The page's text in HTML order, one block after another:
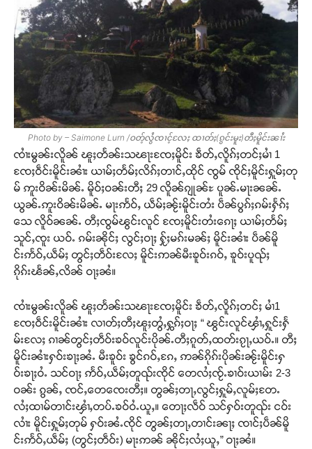
Photo by – Saimone Lurn /ဝတ့်လွႆၸၢင့်လႄႈ ထၢတ်ႈ(ၵွင်းမူး)တီႈမိူင်းၼၢႆး
ၸၢႆးမွၼ်းလိူၼ် ၽူႈတႅၼ်းသၽႃးၸႄႈမိူင်း ၶဵတ်ႇလိူၵ်ႈတင်ႈမၢႆ 1
ၸႄႈဝဵင်းမိူင်းၼၢႆး ယၢမ်ႈတႅမ်ႈလိၵ်ႈတၢင်ႇထိုင် ၸွမ် ၸိုင်ႈမိူင်းႁူမ်ႈတု
မ် ဢူးဝိၼ်းမိၼ်ႉ မိူဝ်ႈဝၼ်းတီႈ 29 လိူၼ်ၵျုၼ်ႊ ပူၼ်ႉမႃးၼၼ်ႉ
ယွၼ်ႉဢူးဝိၼ်းမိၼ်ႉ မႃးဢႅဝ်ႇ ယဵမ်ႈၼႂ်းမိူင်းတႆး ပဵၼ်ပွၵ်ႈၵမ်းႁႅၵ်ႈ
သေ လိူဝ်ၼၼ်ႉ တီႈၸွမ်ၽွင်းလူင် ၸႄႈမိူင်းတႆးၵေႃႈ ယၢမ်ႈတႅမ်ႈ
သူင်ႇၸူး ယဝ်ႉ ၵမ်းၼိုင်ႈ လွင်ႈဝႃႈ ႁႂ်ႈမၵ်းမၼ်ႈ မိူင်းၼၢႆး ပဵၼ်မိူ
င်းဢႅဝ်ႇယဵမ်ႈ တွင်ႈတဵဝ်းလႄႈ မိူင်းဢၼ်မီးၶူဝ်းၵဝ်ႇ ၶူဝ်းပူၺ်ႈ
ၵိုၵ်းၽႅၼ်ႇလိၼ် ဝႃႈၼႆ။
ၸၢႆးမွၼ်းလိူၼ် ၽူႈတႅၼ်းသၽႃးၸႄႈမိူင်း ၶဵတ်ႇလိူၵ်ႈတင်ႈ မၢႆ1
ၸႄႈဝဵင်းမိူင်းၼၢႆး လၢတ်ႈတီႈၽူႈတွႆႇႁွၵ်ႈဝႃႈ “ ၽွင်းလူင်ၾၢႆႇႁူင်းႁႅ
မ်းလႄႈ ၵၢၼ်တွင်ႈတဵဝ်းၶဝ်လူင်းပိုၼ်ႉတီႈၵူတ်ႇထတ်းၵႂႃႇယဝ်ႉ။ တီႈ
မိူင်းၼၢႆးႁဝ်းၶႃႈၼႆႉ မီးၶူဝ်း ၶွင်ၵဝ်ႇၵႄႇ ဢၼ်ၵိုၵ်းပိုၼ်းၼႂ်းမိူင်းႁ
ဝ်းၶႃႈဝႆႉ သင်ဝႃႈ ဢႅဝ်ႇယဵမ်ႈတူၺ်းၸိုင် တေလႆႈၸႂ်ႉၶၢဝ်းယၢမ်း 2-3
ဝၼ်း ၵွၼ်ႇ ၸင်ႇတေၸေးတီႈ။ တွၼ်ႈတႃႇလွင်ႈႁူမ်ႇလူမ်ႈတႄႉ
လႆႈထၢမ်တၢင်းၾၢႆႇတပ်ႉၶဝ်ဝႆႉယူႇ။ တေႃႈလဵဝ် သင်ႁဝ်းတူၺ်း ငဝ်း
လၢႆး မိူင်းႁူမ်ႈတုမ် ႁဝ်းၼႆႉၸိုင် တွၼ်ႈတႃႇတၢင်းၼႃႈ ၸၢင်ႈပဵၼ်မိူ
င်းဢႅဝ်ႇယဵမ်ႈ (တွင်ႈတဵဝ်း) မႃးဢၼ် ၼိုင်ႈလႆႈယူႇ” ဝႃႈၼႆ။